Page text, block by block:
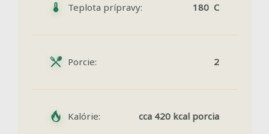
Teplota prípravy: 180 C
Porcie: 2
Kalórie: cca 420 kcal porcia